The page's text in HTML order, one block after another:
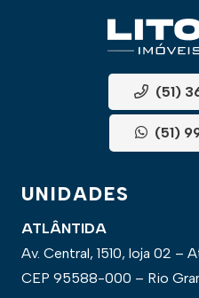
(51)
(51)
UNIDADES
ATLÂNTIDA
Av. Central, 1510, loja 02 –
CEP 95588-000 – Rio